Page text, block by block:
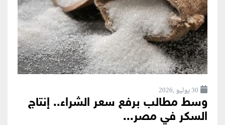
30 يوليو ,2026
وسط مطالب برفع سعر الشراء.. إنتاج
السكر في مصر...